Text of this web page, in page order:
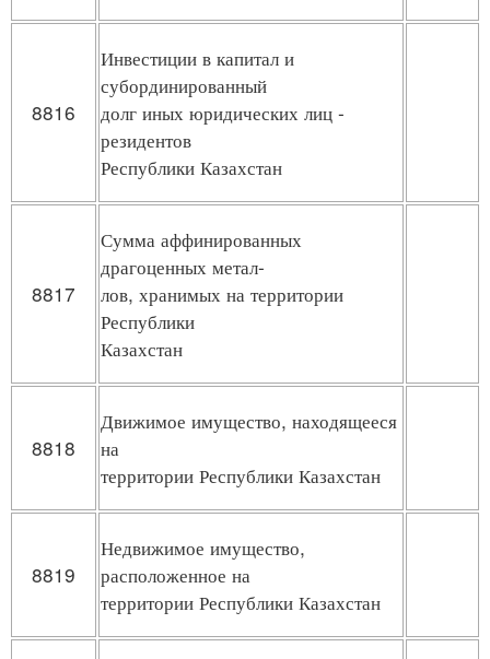
8816
Инвестиции в капитал и
субординированный
долг иных юридических лиц -
резидентов
Республики Казахстан
8817
Сумма аффинированных
драгоценных метал-
лов, хранимых на территории
Республики
Казахстан
8818
Движимое имущество, находящееся
на
территории Республики Казахстан
8819
Недвижимое имущество,
расположенное на
территории Республики Казахстан